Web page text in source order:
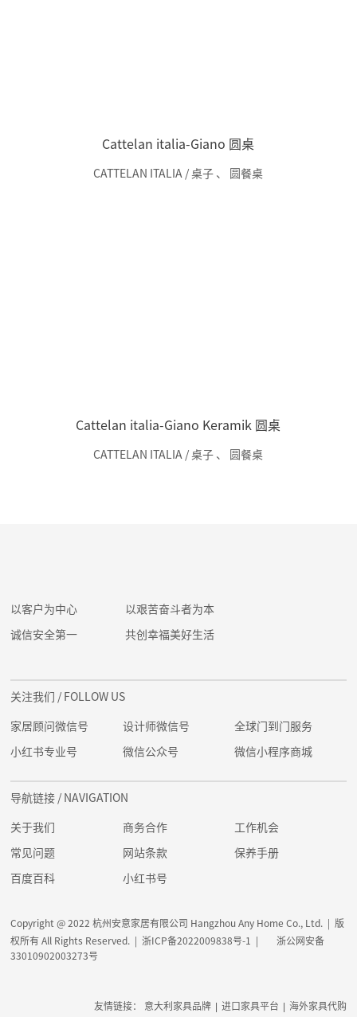
Cattelan italia-Giano 圆桌
CATTELAN ITALIA / 桌子 、 圆餐桌
Cattelan italia-Giano Keramik 圆桌
CATTELAN ITALIA / 桌子 、 圆餐桌
以客户为中心 以艰苦奋斗者为本
诚信安全第一 共创幸福美好生活
关注我们 / FOLLOW US
家居顾问微信号 设计师微信号 全球门到门服务
小红书专业号 微信公众号 微信小程序商城
导航链接 / NAVIGATION
关于我们 商务合作 工作机会
常见问题 网站条款 保养手册
百度百科 小红书号
Copyright @ 2022 杭州安意家居有限公司 Hangzhou Any Home Co., Ltd. | 版
权所有 All Rights Reserved. |浙ICP备2022009838号-1 |
浙公网安备
33010902003273号
友情链接： 意大利家具品牌 进口家具平台 海外家具代购